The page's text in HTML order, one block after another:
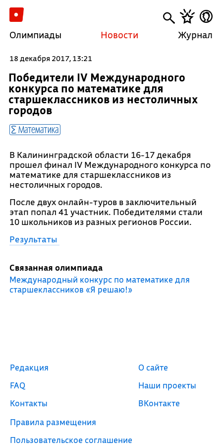
Олимпиады Новости Журнал
18 декабря 2017, 13:21
Победители IV Международного
конкурса по математике для
старшеклассников из нестоличных
городов
Математика
В Калининградской области 16-17 декабря
прошел финал IV Международного конкурса по
математике для старшеклассников из
нестоличных городов.
После двух онлайн-туров в заключительный
этап попал 41 участник. Победителями стали
10 школьников из разных регионов России.
Результаты
Связанная олимпиада
Международный конкурс по математике для
старшеклассников «Я решаю!»
Редакция
FAQ
Контакты
Правила размещения
Пользовательское соглашение
О сайте
Наши проекты
ВКонтакте